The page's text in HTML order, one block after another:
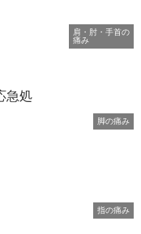
急処
肩・肘・手首の
痛み
脚の痛み
指の痛み